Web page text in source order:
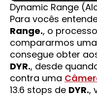
Dynamic Range
Para vocês
Range., o
compararmos uma
consegue obter
DYR., desde
contra uma
13.6 stops de DYR.,